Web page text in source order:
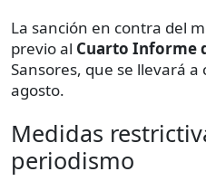
La sanción en contra del
previo al Cuarto Informe
Sansores, que se llevará a
agosto.
Medidas
periodismo